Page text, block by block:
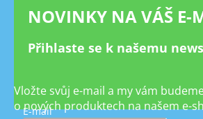
NOVINKY NA VÁŠ E-
Přihlaste se k našemu
Vložte svůj e-mail a my vám
o nových produktech na našem e-
E-mail